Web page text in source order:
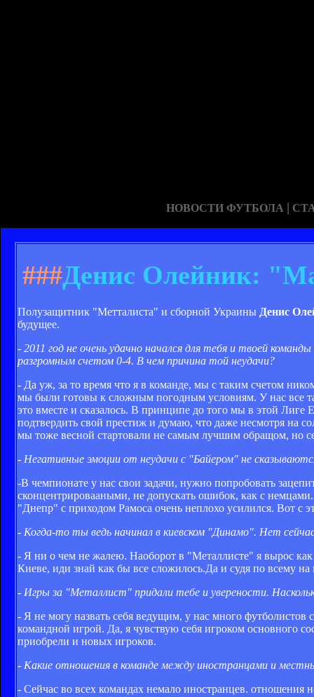
НОВОСТИ ФУТБОЛА |
###Денис Олейник:
Полузащитник "Метталиста" и сборной Украины Денис
будущее.
- 2011 год не очень удачно начался для тебя и твоей
разгромным счетом 0-4. В чем причина той неудачи?
- Да уж, за то время что я в команде, мы с таким счетом
мы были готовы к сложным погодным условиям. У нас все
это вместе и сказалось. В принципе до того мы в этой Лиге
подтвердить свой престиж и думаю, что даже несмотря на
мы тоже весной стартовали не самым лучшим обращом, но
- Негативные эмоции от неудачи с "Байером" не
-В чемпионате у нас свои задачи, нужно попробовать
сконцентрировааными, не допускать ошибок, как с
"Днепр" с приходом Рамоса очень неплохо усилился. Вот с
- Когда-то ты ведь начинал в киевском "Динамо". Нет
- Я ни о чем не жалею. Наоборот в "Металлисте" я вырос
Киеве, иди знай как бы все сложилось.Да и судя по всему
- Игры за "Металлист" придали тебе и уверености.
- Я не могу назвать себя ведущим, у нас много
командной игрой. Да, я чувствую себя игроком основного
приобрели и новых игроков.
- Какие отношения в команде между иностранцами и
- Сейчас во всех командах немало иностранцев. отношения